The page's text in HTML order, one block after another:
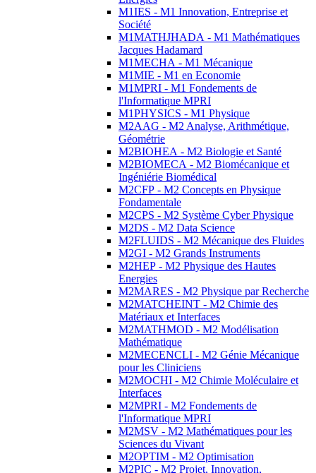
M1IES - M1 Innovation, Entreprise et
Société
M1MATHJHADA - M1 Mathématiques
Jacques Hadamard
M1MECHA - M1 Mécanique
M1MIE - M1 en Economie
M1MPRI - M1 Fondements de
l'Informatique MPRI
M1PHYSICS - M1 Physique
M2AAG - M2 Analyse, Arithmétique,
Géométrie
M2BIOHEA - M2 Biologie et Santé
M2BIOMECA - M2 Biomécanique et
Ingéniérie Biomédical
M2CFP - M2 Concepts en Physique
Fondamentale
M2CPS - M2 Système Cyber Physique
M2DS - M2 Data Science
M2FLUIDS - M2 Mécanique des Fluides
M2GI - M2 Grands Instruments
M2HEP - M2 Physique des Hautes
Energies
M2MARES - M2 Physique par Recherche
M2MATCHEINT - M2 Chimie des
Matériaux et Interfaces
M2MATHMOD - M2 Modélisation
Mathématique
M2MECENCLI - M2 Génie Mécanique
pour les Cliniciens
M2MOCHI - M2 Chimie Moléculaire et
Interfaces
M2MPRI - M2 Fondements de
l'Informatique MPRI
M2MSV - M2 Mathématiques pour les
Sciences du Vivant
M2OPTIM - M2 Optimisation
M2PIC - M2 Projet, Innovation,